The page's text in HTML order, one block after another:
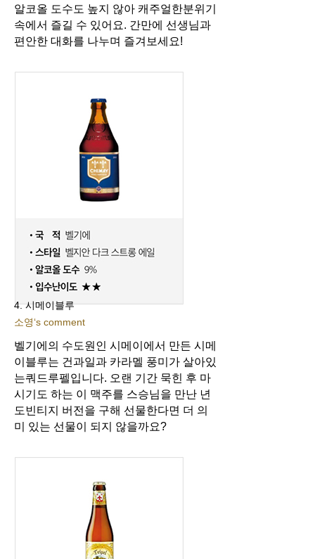
알코올 도수도 높지 않아 캐주얼한분위기
속에서 즐길 수 있어요. 간만에 선생님과
편안한 대화를 나누며 즐겨보세요!
4. 시메이블루
소영‘s comment
벨기에의 수도원인 시메이에서 만든 시메
이블루는 건과일과 카라멜 풍미가 살아있
는쿼드루펠입니다. 오랜 기간 묵힌 후 마
시기도 하는 이 맥주를 스승님을 만난 년
도빈티지 버전을 구해 선물한다면 더 의
미 있는 선물이 되지 않을까요?